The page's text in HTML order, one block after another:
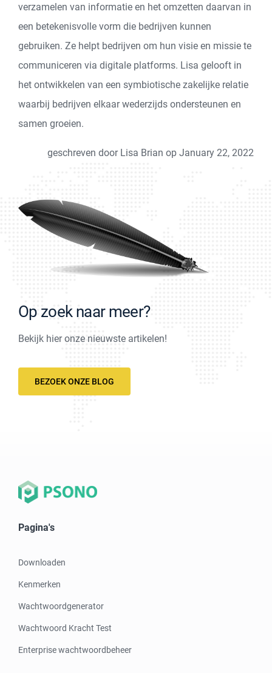
verzamelen van informatie en het omzetten daarvan in
een betekenisvolle vorm die bedrijven kunnen
gebruiken. Ze helpt bedrijven om hun visie en missie te
communiceren via digitale platforms. Lisa gelooft in
het ontwikkelen van een symbiotische zakelijke relatie
waarbij bedrijven elkaar wederzijds ondersteunen en
samen groeien.
geschreven door Lisa Brian op January 22, 2022
Op zoek naar meer?
Bekijk hier onze nieuwste artikelen!
BEZOEK ONZE BLOG
Pagina's
Downloaden
Kenmerken
Wachtwoordgenerator
Wachtwoord Kracht Test
Enterprise wachtwoordbeheer